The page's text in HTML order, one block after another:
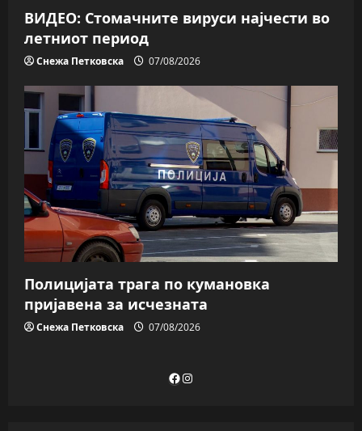
ВИДЕО: Стомачните вируси најчести во
летниот период
Снежа Петковска 07/08/2026
Полицијата трага пo кумановка
пријавена за исчезната
Снежа Петковска 07/08/2026
Facebook
Instagram